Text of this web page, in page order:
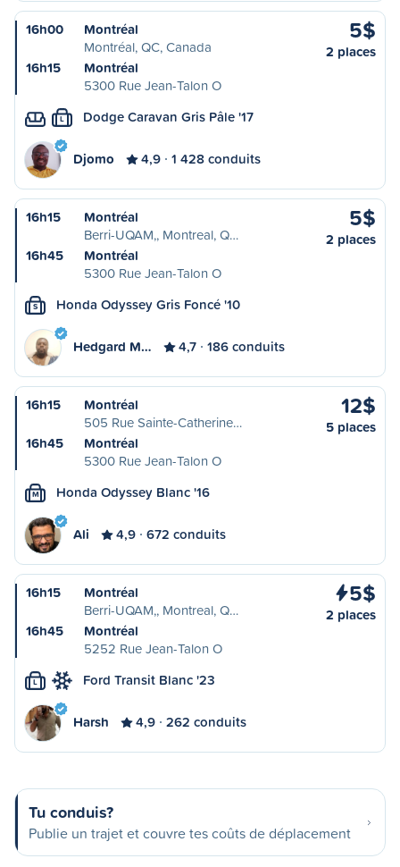
16h00
Montréal
Montréal, QC, Canada
16h15
Montréal
5300 Rue Jean-Talon O
5$
2 places
L Dodge Caravan Gris Pâle '17
Djomo 4,9 1 428 conduits
16h15
Montréal
Berri-UQAM,, Montreal, Q…
16h45
Montréal
5300 Rue Jean-Talon O
5$
2 places
S Honda Odyssey Gris Foncé '10
Hedgard M… 4,7 186 conduits
16h15
Montréal
505 Rue Sainte-Catherine…
16h45
Montréal
5300 Rue Jean-Talon O
12$
5 places
M Honda Odyssey Blanc '16
Ali 4,9 672 conduits
16h15
Montréal
Berri-UQAM,, Montreal, Q…
16h45
Montréal
5252 Rue Jean-Talon O
5$
2 places
L Ford Transit Blanc '23
Harsh 4,9 262 conduits
Tu conduis?
Publie un trajet et couvre tes coûts de déplacement